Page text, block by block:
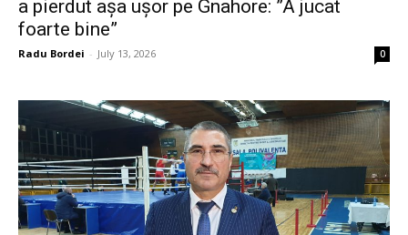
a pierdut așa ușor pe Gnahore: ”A jucat
foarte bine”
Radu Bordei - July 13, 2026 0